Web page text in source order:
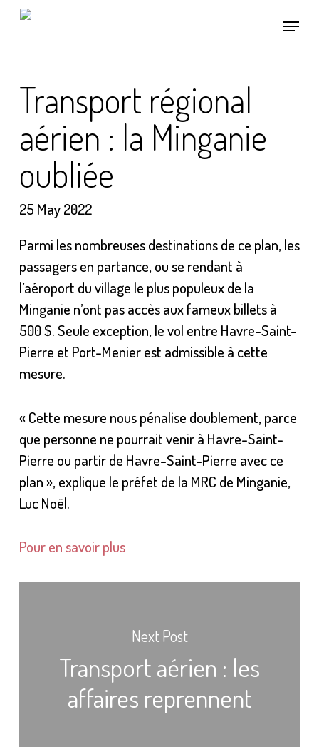
Skip
Menu
Transport régional
aérien : la Minganie
oubliée
25 May 2022
Parmi les nombreuses destinations de ce plan, les
passagers en partance, ou se rendant à
l’aéroport du village le plus populeux de la
Minganie n’ont pas accès aux fameux billets à
500 $. Seule exception, le vol entre Havre-Saint-
Pierre et Port-Menier est admissible à cette
mesure.
« Cette mesure nous pénalise doublement, parce
que personne ne pourrait venir à Havre-Saint-
Pierre ou partir de Havre-Saint-Pierre avec ce
plan », explique le préfet de la MRC de Minganie,
Luc Noël.
Pour en savoir plus
Next Post
Transport aérien : les
affaires reprennent